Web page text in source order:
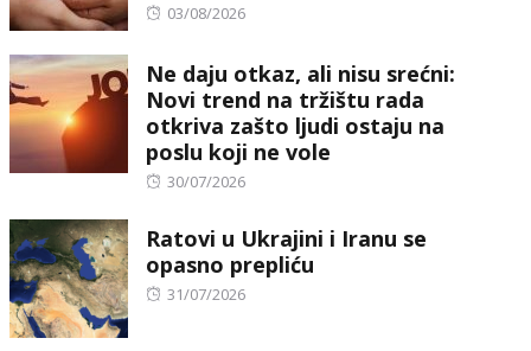
Posted
03/08/2026
Ne daju otkaz, ali nisu srećni:
Novi trend na tržištu rada
otkriva zašto ljudi ostaju na
poslu koji ne vole
Posted
30/07/2026
Ratovi u Ukrajini i Iranu se
opasno prepliću
Posted
31/07/2026